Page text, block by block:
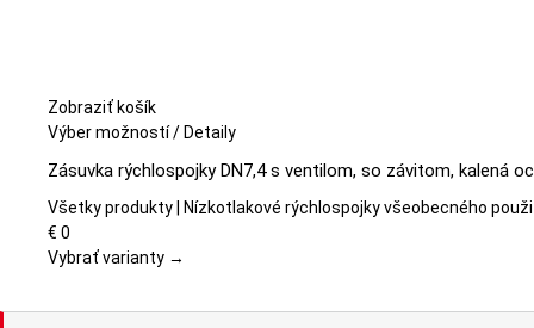
Zobraziť košík
Výber možnostíTento
má
viacero
Možnosti
môžete
/Detaily
Zásuvka rýchlospojky DN7,4 s ventilom, so závitom, kalená
Všetky produkty | Nízkotlakové rýchlospojky všeobecného
€ 0
Vybrať varianty →